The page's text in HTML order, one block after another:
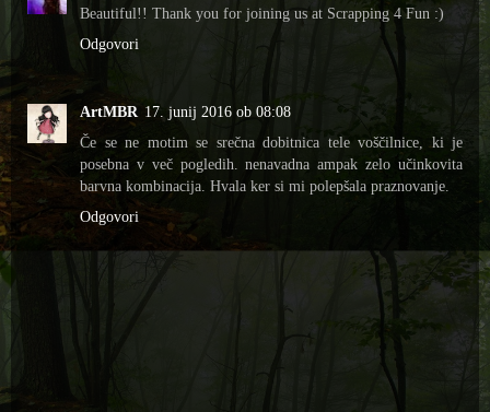
Beautiful!! Thank you for joining us at Scrapping 4 Fun :)
Odgovori
ArtMBR 17. junij 2016 ob 08:08
Če se ne motim se srečna dobitnica tele voščilnice, ki je
posebna v več pogledih. nenavadna ampak zelo učinkovita
barvna kombinacija. Hvala ker si mi polepšala praznovanje.
Odgovori